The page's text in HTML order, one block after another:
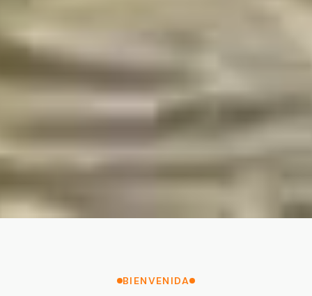
BIENVENIDA